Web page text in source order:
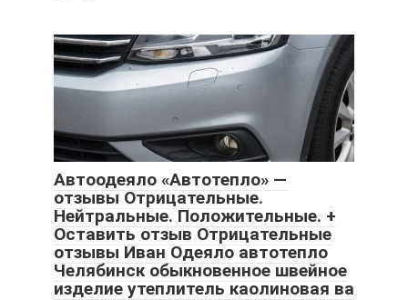
Автоодеяло «Автотепло» —
отзывы Отрицательные.
Нейтральные. Положительные. +
Оставить отзыв Отрицательные
отзывы Иван Одеяло автотепло
Челябинск обыкновенное швейное
изделие утеплитель каолиновая ва